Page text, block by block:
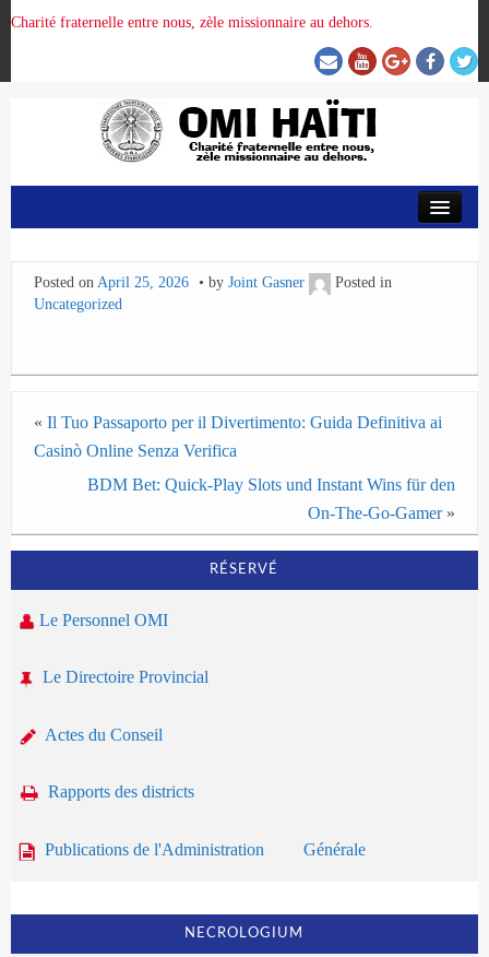
Charité fraternelle entre nous, zèle missionnaire au dehors.
ORGANISATION DE LA PROVINCE
NOUS CONTACTER
Posted onApril 25, 2026 by Joint Gasner
Posted in
Uncategorized
« Il Tuo Passaporto per il Divertimento: Guida Definitiva ai
Casinò Online Senza Verifica
BDM Bet: Quick‑Play Slots und Instant Wins für den
On‑The‑Go‑Gamer»
RÉSERVÉ
Le Personnel OMI
Le Directoire Provincial
Actes du Conseil
Rapports des districts
Publications de l'Administration Générale
NECROLOGIUM